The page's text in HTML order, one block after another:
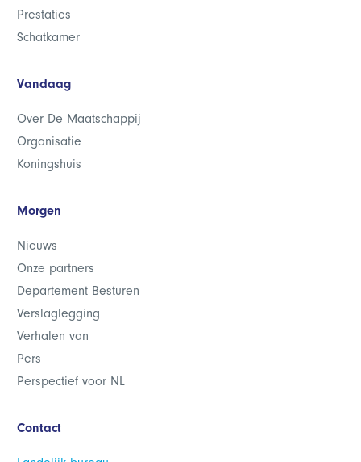
Prestaties
Schatkamer
Vandaag
Over De Maatschappij
Organisatie
Koningshuis
Morgen
Nieuws
Onze partners
Departement Besturen
Verslaglegging
Verhalen van
Pers
Perspectief voor NL
Contact